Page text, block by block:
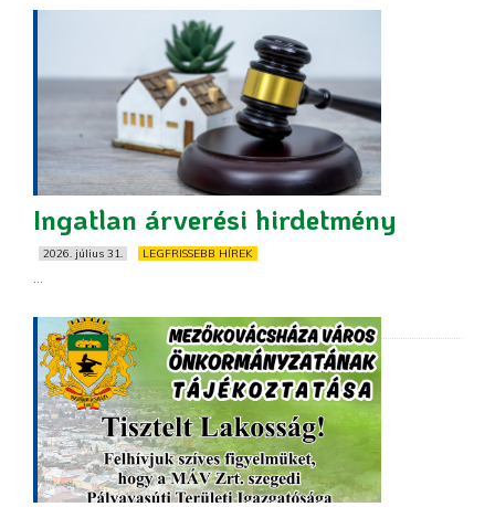
Ingatlan árverési hirdetmény
2026. július 31. LEGFRISSEBB HÍREK
...